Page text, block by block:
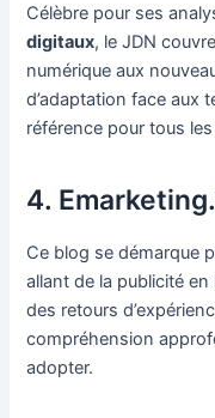
Célèbre pour ses
digitaux, le JDN
numérique aux
d’adaptation face aux
référence pour tous
4.
Ce blog se démarque
allant de la publicité en
des retours
compréhension
adopter.